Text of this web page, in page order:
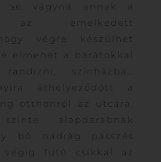
se vágyná annak a
az emelkedett
végre készülhet
elmehet a barátokkal
randizni, színházba…
áthelyeződött a
otthonról az utcára,
alapdarabnak
bő nadrág passzés
végig futó csíkkal az